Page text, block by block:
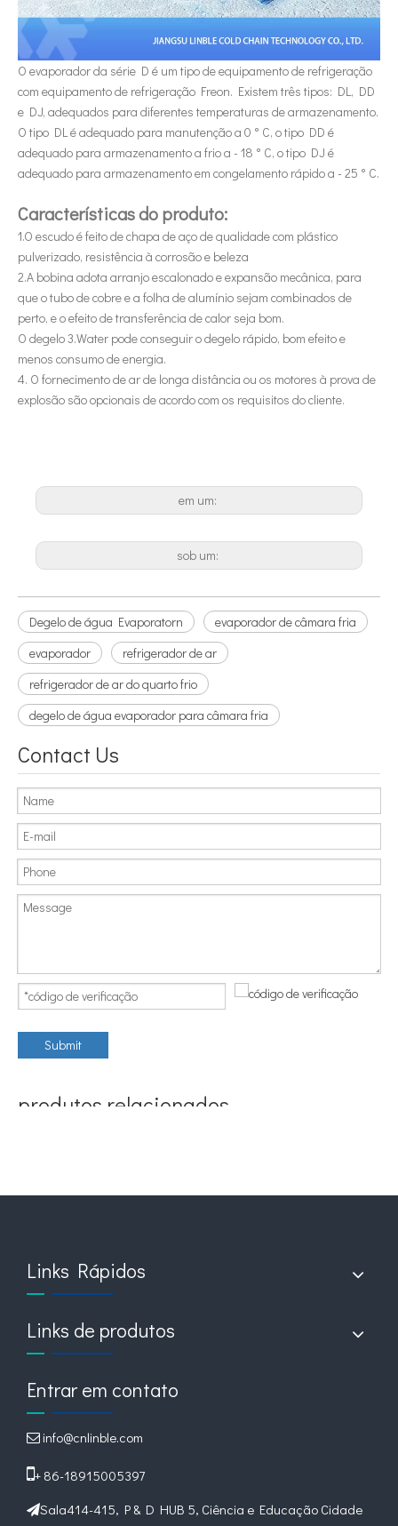
O evaporador da série D é um tipo de equipamento de refrigeração
com equipamento de refrigeração Freon. Existem três tipos: DL, DD
e DJ, adequados para diferentes temperaturas de armazenamento.
O tipo DL é adequado para manutenção a 0 ° C, o tipo DD é
adequado para armazenamento a frio a - 18 ° C, o tipo DJ é
adequado para armazenamento em congelamento rápido a - 25 ° C.
Características do produto:
1.O escudo é feito de chapa de aço de qualidade com plástico
pulverizado, resistência à corrosão e beleza
2.A bobina adota arranjo escalonado e expansão mecânica, para
que o tubo de cobre e a folha de alumínio sejam combinados de
perto, e o efeito de transferência de calor seja bom.
O degelo 3.Water pode conseguir o degelo rápido, bom efeito e
menos consumo de energia.
4. O fornecimento de ar de longa distância ou os motores à prova de
explosão são opcionais de acordo com os requisitos do cliente.
em um:
sob um:
Degelo de água Evaporatorn
evaporador de câmara fria
evaporador
refrigerador de ar
refrigerador de ar do quarto frio
degelo de água evaporador para câmara fria
Contact Us
Submit
produtos relacionados
Lado de baixa
monobloco
Notícias relacionadas
Links Rápidos
Links de produtos
Entrar em contato
 info@cnlinble.com
+ 86-18915005397
Sala414-415, P & D HUB 5, Ciência e Educação Cidade